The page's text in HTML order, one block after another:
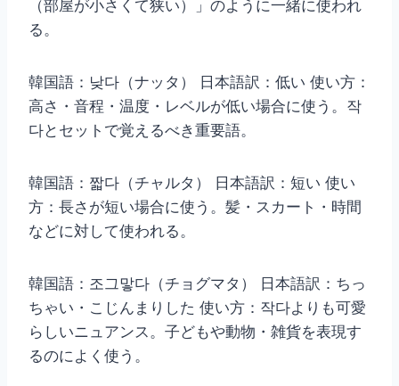
（部屋が小さくて狭い）」のように一緒に使われ
る。
韓国語：낮다（ナッタ） 日本語訳：低い 使い方：
高さ・音程・温度・レベルが低い場合に使う。작
다とセットで覚えるべき重要語。
韓国語：짧다（チャルタ） 日本語訳：短い 使い
方：長さが短い場合に使う。髪・スカート・時間
などに対して使われる。
韓国語：조그맣다（チョグマタ） 日本語訳：ちっ
ちゃい・こじんまりした 使い方：작다よりも可愛
らしいニュアンス。子どもや動物・雑貨を表現す
るのによく使う。